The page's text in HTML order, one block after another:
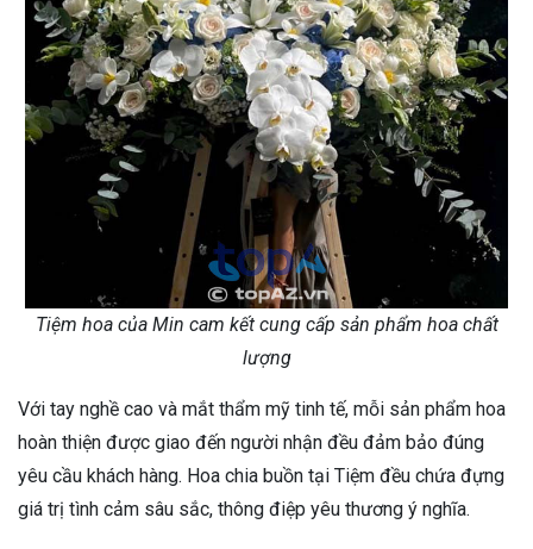
Tiệm hoa của Min cam kết cung cấp sản phẩm hoa chất
lượng
Với tay nghề cao và mắt thẩm mỹ tinh tế, mỗi sản phẩm hoa
hoàn thiện được giao đến người nhận đều đảm bảo đúng
yêu cầu khách hàng. Hoa chia buồn tại Tiệm đều chứa đựng
giá trị tình cảm sâu sắc, thông điệp yêu thương ý nghĩa.